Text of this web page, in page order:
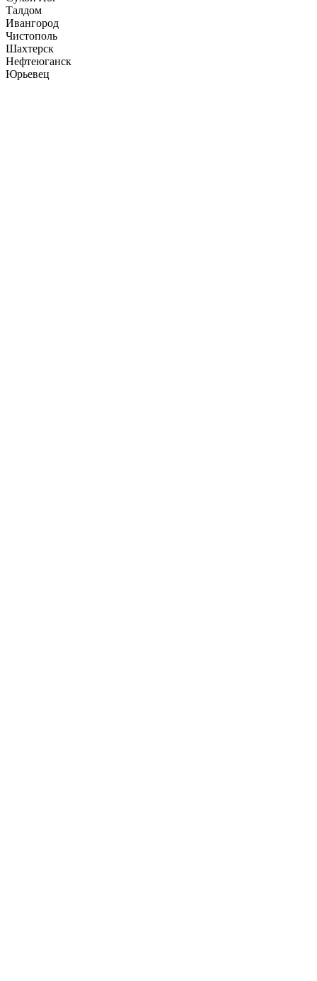
Талдом
Ивангород
Чистополь
Шахтерск
Нефтеюганск
Юрьевец